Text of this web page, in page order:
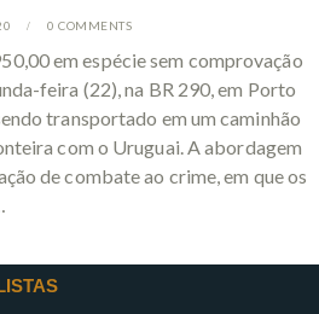
0 COMMENTS
em espécie sem comprovação
feira (22), na BR 290, em Porto
transportado em um caminhão
com o Uruguai. A abordagem
de combate ao crime, em que os